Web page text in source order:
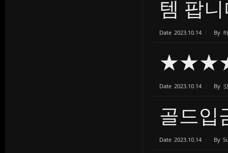
템 팝
Date 2023.10.14 By
★★★★
Date 2023.10.14 By
골드입
Date 2023.10.14 By